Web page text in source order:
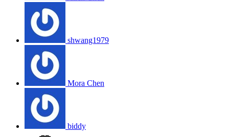
shwang1979
Mora Chen
biddy